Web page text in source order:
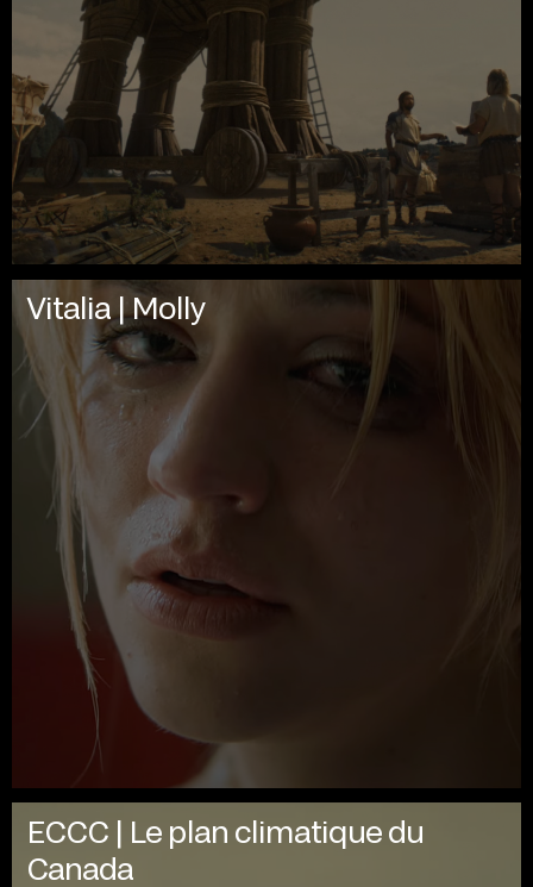
Vitalia | Molly
ECCC | Le plan climatique du
Canada